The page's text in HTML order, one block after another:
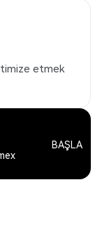
etmek
BAŞLA